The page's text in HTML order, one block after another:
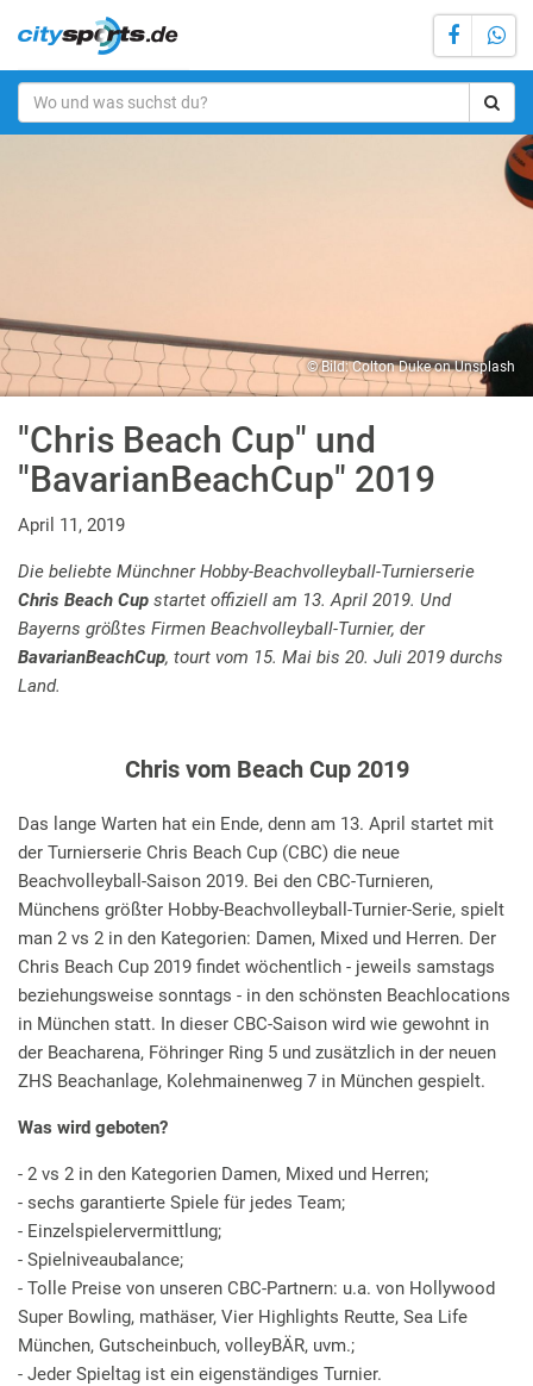
© Bild: Colton Duke on Unsplash
"Chris Beach Cup" und
"BavarianBeachCup" 2019
April 11, 2019
Die beliebte Münchner Hobby-Beachvolleyball-Turnierserie
Chris Beach Cup startet offiziell am 13. April 2019. Und
Bayerns größtes Firmen Beachvolleyball-Turnier, der
BavarianBeachCup, tourt vom 15. Mai bis 20. Juli 2019 durchs
Land.
Chris vom Beach Cup 2019
Das lange Warten hat ein Ende, denn am 13. April startet mit
der Turnierserie Chris Beach Cup (CBC) die neue
Beachvolleyball-Saison 2019. Bei den CBC-Turnieren,
Münchens größter Hobby-Beachvolleyball-Turnier-Serie, spielt
man 2 vs 2 in den Kategorien: Damen, Mixed und Herren. Der
Chris Beach Cup 2019 findet wöchentlich - jeweils samstags
beziehungsweise sonntags - in den schönsten Beachlocations
in München statt. In dieser CBC-Saison wird wie gewohnt in
der Beacharena, Föhringer Ring 5 und zusätzlich in der neuen
ZHS Beachanlage, Kolehmainenweg 7 in München gespielt.
Was wird geboten?
- 2 vs 2 in den Kategorien Damen, Mixed und Herren;
- sechs garantierte Spiele für jedes Team;
- Einzelspielervermittlung;
- Spielniveaubalance;
- Tolle Preise von unseren CBC-Partnern: u.a. von Hollywood
Super Bowling, mathäser, Vier Highlights Reutte, Sea Life
München, Gutscheinbuch, volleyBÄR, uvm.;
- Jeder Spieltag ist ein eigenständiges Turnier.